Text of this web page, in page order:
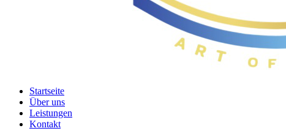
Startseite
Über uns
Leistungen
Kontakt